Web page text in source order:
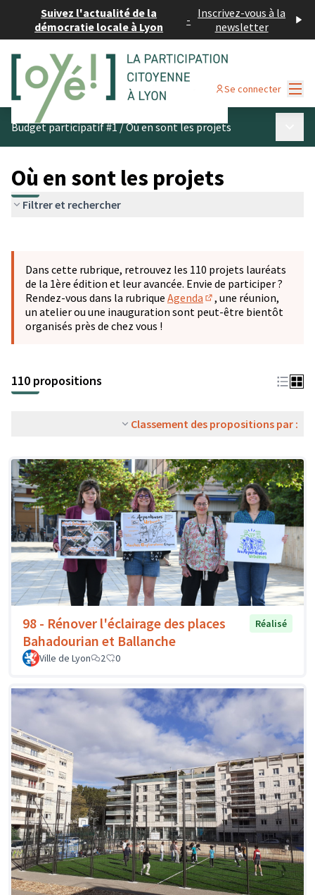
Suivez l'actualité de la
démocratie locale à Lyon
- Inscrivez-vous à la
newsletter
Se connecter
Budget participatif #1/Où en sont les projets
Où en sont les projets
Filtrer et rechercher
−
Dans cette rubrique, retrouvez les 110 projets lauréats
de la 1ère édition et leur avancée. Envie de participer ?
Rendez-vous dans la rubrique Agenda
(S'ouvre dans un
, une réunion,
un atelier ou une inauguration sont peut-être bientôt
organisés près de chez vous !
110 propositions
Classement des propositions par :
98 - Rénover l'éclairage des places
Bahadourian et Ballanche
Réalisé
Ville de Lyon 2 0